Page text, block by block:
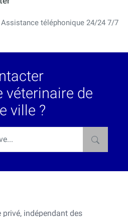
Assistance téléphonique 24/24 7/7
véterinaire de
ville ?
privé, indépendant des